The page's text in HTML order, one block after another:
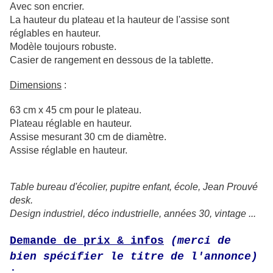
Avec son encrier.
La hauteur du plateau et la hauteur de l'assise sont
réglables en hauteur.
Modèle toujours robuste.
Casier de rangement en dessous de la tablette.
Dimensions :
63 cm x 45 cm pour le plateau.
Plateau réglable en hauteur.
Assise mesurant 30 cm de diamètre.
Assise réglable en hauteur.
Table bureau d'écolier, pupitre enfant, école, Jean Prouvé
desk.
Design industriel, déco industrielle, années 30, vintage ...
Demande de prix & infos
(merci de
bien spécifier le titre de l'annonce)